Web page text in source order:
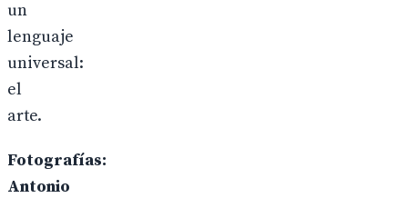
un
lenguaje
universal:
el
arte.
Fotografías:
Antonio